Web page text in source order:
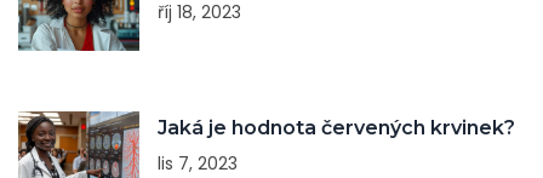
říj 18, 2023
Jaká je hodnota červených krvinek?
lis 7, 2023